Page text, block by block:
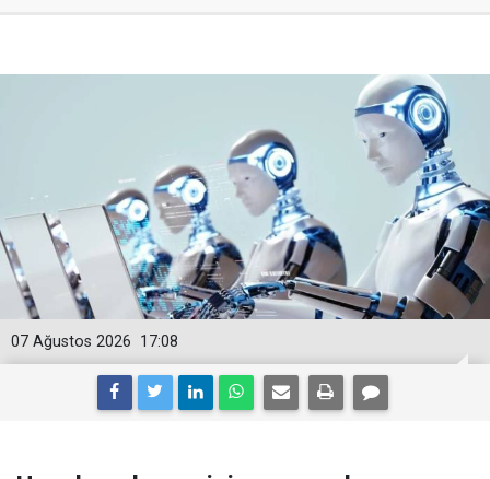
17:08
07 Ağustos 2026